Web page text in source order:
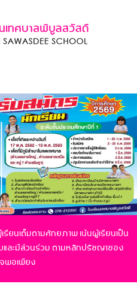
ยนเต็มตามศักยภาพ เน้นผู้เรียนเป็น
และมีส่วนร่วม ตามหลักปรัชญาของ
พอเพียง